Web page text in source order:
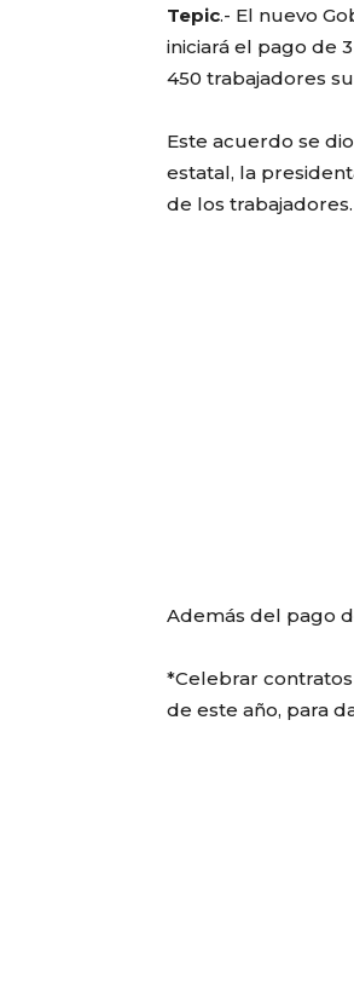
Tepic.- El nuevo
iniciará el pago de
450 trabajadores
Este acuerdo se
estatal, la
de los trabajadores.
Además del pago
*Celebrar
de este año, para